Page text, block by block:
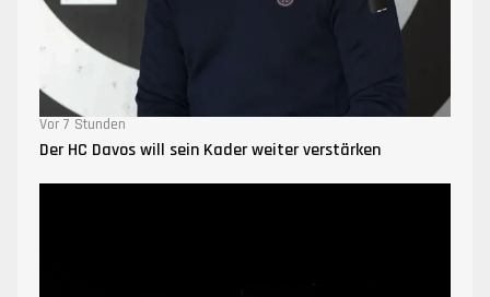
Vor 7 Stunden
Der HC Davos will sein Kader weiter verstärken